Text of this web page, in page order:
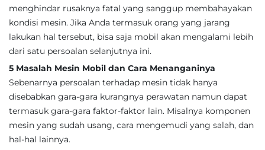
menghindar rusaknya fatal yang sanggup membahayakan
kondisi mesin. Jika Anda termasuk orang yang jarang
lakukan hal tersebut, bisa saja mobil akan mengalami lebih
dari satu persoalan selanjutnya ini.
5 Masalah Mesin Mobil dan Cara Menanganinya
Sebenarnya persoalan terhadap mesin tidak hanya
disebabkan gara-gara kurangnya perawatan namun dapat
termasuk gara-gara faktor-faktor lain. Misalnya komponen
mesin yang sudah usang, cara mengemudi yang salah, dan
hal-hal lainnya.